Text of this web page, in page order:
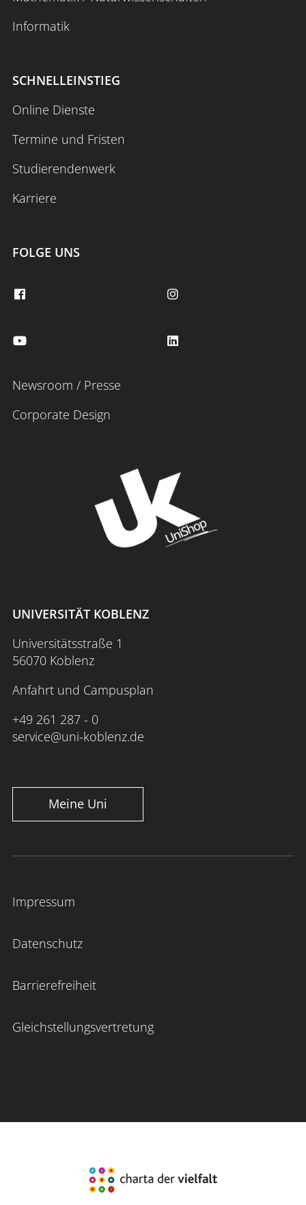
Informatik
SCHNELLEINSTIEG
Online Dienste
Termine und Fristen
Studierendenwerk
Karriere
FOLGE UNS
Newsroom / Presse
Corporate Design
UNIVERSITÄT KOBLENZ
Universitätsstraße 1
56070 Koblenz
Anfahrt und Campusplan
+49 261 287 - 0
service@uni-koblenz.de
Meine Uni
Impressum
Datenschutz
Barrierefreiheit
Gleichstellungsvertretung